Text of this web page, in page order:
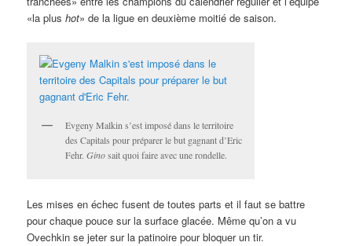
«la plushot» de la ligue en deuxième moitié de saison.
Evgeny Malkin s’est imposé dans le territoire
des Capitals pour préparer le but gagnant d’Eric
Fehr.Ginosait quoi faire avec une rondelle.
Les mises en échec fusent de toutes parts et il faut se battre
pour chaque pouce sur la surface glacée. Même qu’on a vu
Ovechkin se jeter sur la patinoire pour bloquer un tir.